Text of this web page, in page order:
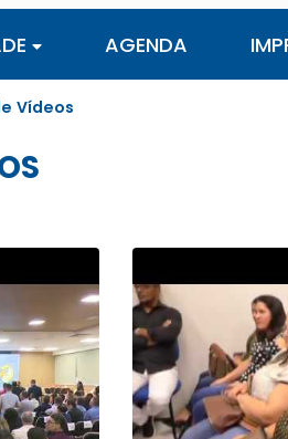
AGENDA
Vídeos